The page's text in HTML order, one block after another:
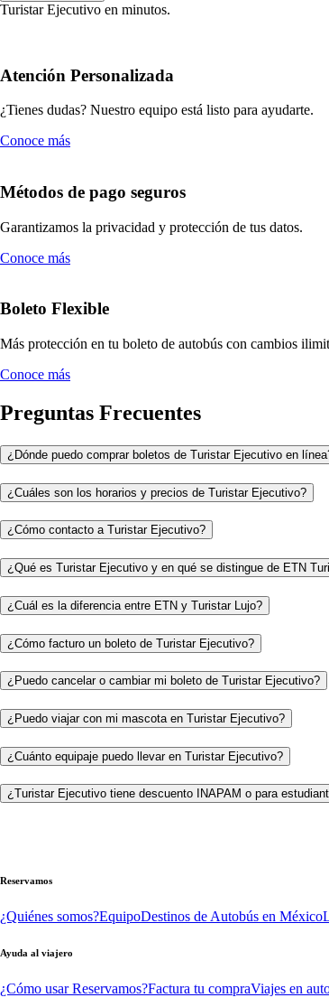
Turistar Ejecutivo en minutos.
Atención Personalizada
¿Tienes dudas? Nuestro equipo está listo para ayudarte.
Conoce más
Métodos de pago seguros
Garantizamos la privacidad y protección de tus datos.
Conoce más
Boleto Flexible
Más protección en tu boleto de autobús con cambios
Conoce más
Preguntas Frecuentes
¿Dónde puedo comprar boletos de Turistar Ejecutivo en
¿Cuáles son los horarios y precios de Turistar Ejecutivo?
¿Cómo contacto a Turistar Ejecutivo?
¿Qué es Turistar Ejecutivo y en qué se distingue de ETN
¿Cuál es la diferencia entre ETN y Turistar Lujo?
¿Cómo facturo un boleto de Turistar Ejecutivo?
¿Puedo cancelar o cambiar mi boleto de Turistar Ejecutivo?
¿Puedo viajar con mi mascota en Turistar Ejecutivo?
¿Cuánto equipaje puedo llevar en Turistar Ejecutivo?
¿Turistar Ejecutivo tiene descuento INAPAM o para
Reservamos
¿Quiénes somos?EquipoDestinos de Autobús en México
Ayuda al viajero
¿Cómo usar Reservamos?Factura tu compraViajes en